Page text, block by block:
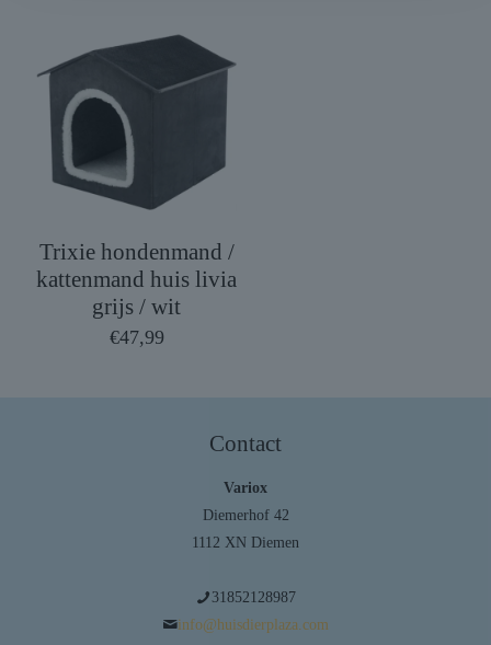
Trixie hondenmand /
kattenmand huis livia
grijs / wit
€47,99
Contact
Variox
Diemerhof 42
1112 XN Diemen
31852128987
info@huisdierplaza.com